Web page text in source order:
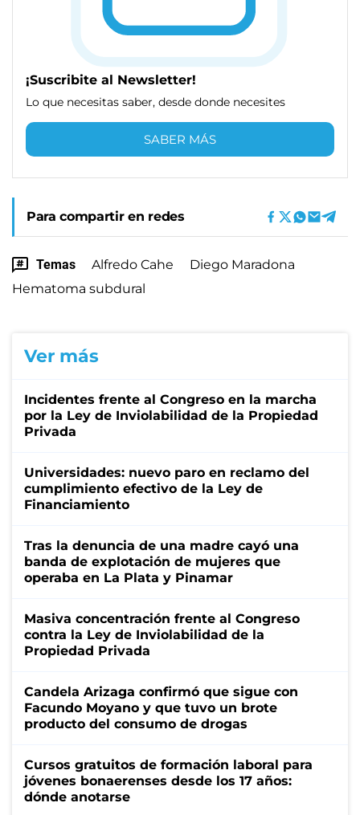
¡Suscribite al Newsletter!
Lo que necesitas saber, desde donde necesites
SABER MÁS
Para compartir en redes
Temas Alfredo Cahe
Diego Maradona
Hematoma subdural
Ver más
Incidentes frente al Congreso en la marcha
por la Ley de Inviolabilidad de la Propiedad
Privada
Universidades: nuevo paro en reclamo del
cumplimiento efectivo de la Ley de
Financiamiento
Tras la denuncia de una madre cayó una
banda de explotación de mujeres que
operaba en La Plata y Pinamar
Masiva concentración frente al Congreso
contra la Ley de Inviolabilidad de la
Propiedad Privada
Candela Arizaga confirmó que sigue con
Facundo Moyano y que tuvo un brote
producto del consumo de drogas
Cursos gratuitos de formación laboral para
jóvenes bonaerenses desde los 17 años:
dónde anotarse